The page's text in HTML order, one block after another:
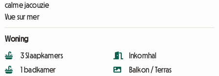
calme jacouzie
Vue sur mer
Woning
3 Slaapkamers
1 badkamer
Inkomhal
Balkon / Terras